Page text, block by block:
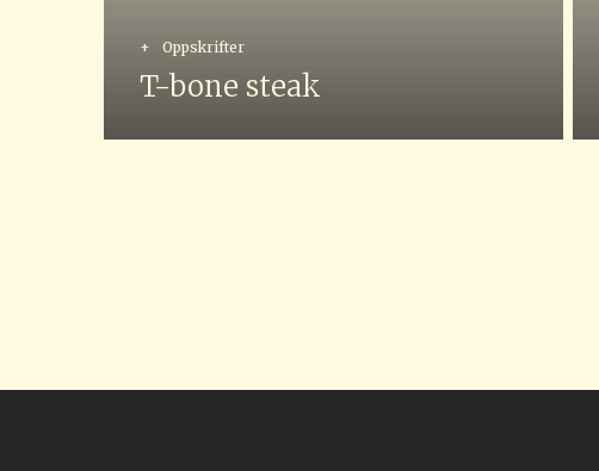
+ Oppskrifter
T-bone steak